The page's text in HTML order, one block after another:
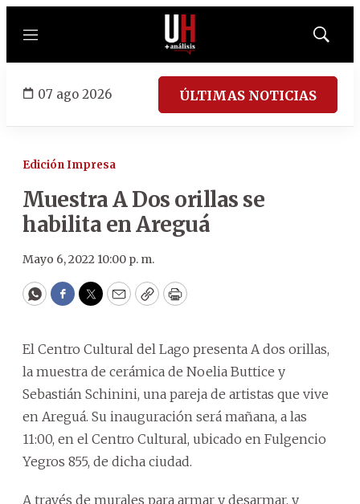
Menú
Mostrar
07 ago 2026 ÚLTIMAS NOTICIAS
Edición Impresa
Muestra A Dos orillas se
habilita en Areguá
Mayo 6, 2022 10:00 p. m.
WhatsApp
Facebook
Twitter
EmailCopyPrint
El Centro Cultural del Lago presenta A dos orillas,
la muestra de cerámica de Noelia Buttice y
Sebastián Schinini, una pareja de artistas que vive
en Areguá. Su inauguración será mañana, a las
11:00, en el Centro Cultural, ubicado en Fulgencio
Yegros 855, de dicha ciudad.
A través de murales para armar y desarmar, y